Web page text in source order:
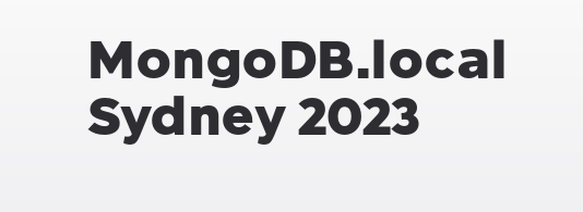
MongoDB.local
Sydney 2023